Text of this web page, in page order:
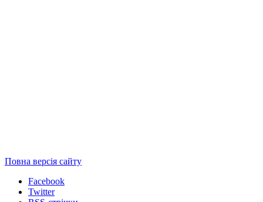
Повна версія сайту
Facebook
Twitter